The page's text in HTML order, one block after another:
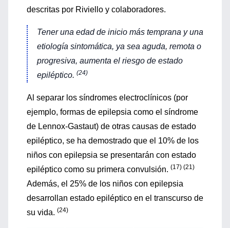
descritas por Riviello y colaboradores.
Tener una edad de inicio más temprana y una
etiología sintomática, ya sea aguda, remota o
progresiva, aumenta el riesgo de estado
epiléptico. (24)
Al separar los síndromes electroclínicos (por
ejemplo, formas de epilepsia como el síndrome
de Lennox-Gastaut) de otras causas de estado
epiléptico, se ha demostrado que el 10% de los
niños con epilepsia se presentarán con estado
epiléptico como su primera convulsión. (17) (21)
Además, el 25% de los niños con epilepsia
desarrollan estado epiléptico en el transcurso de
su vida. (24)